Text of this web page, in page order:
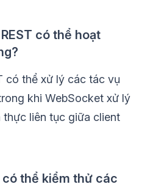
có thể hoạt
có thể xử lý các tác vụ
khi WebSocket xử lý
liên tục giữa client
thể kiểm thử các